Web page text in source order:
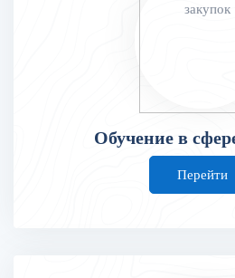
Обучение в
Перейти